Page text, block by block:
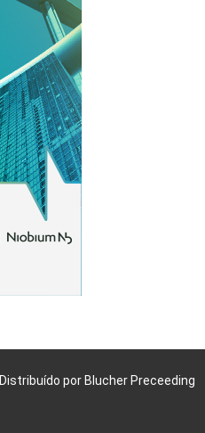
Distribuído por Blucher Preceeding